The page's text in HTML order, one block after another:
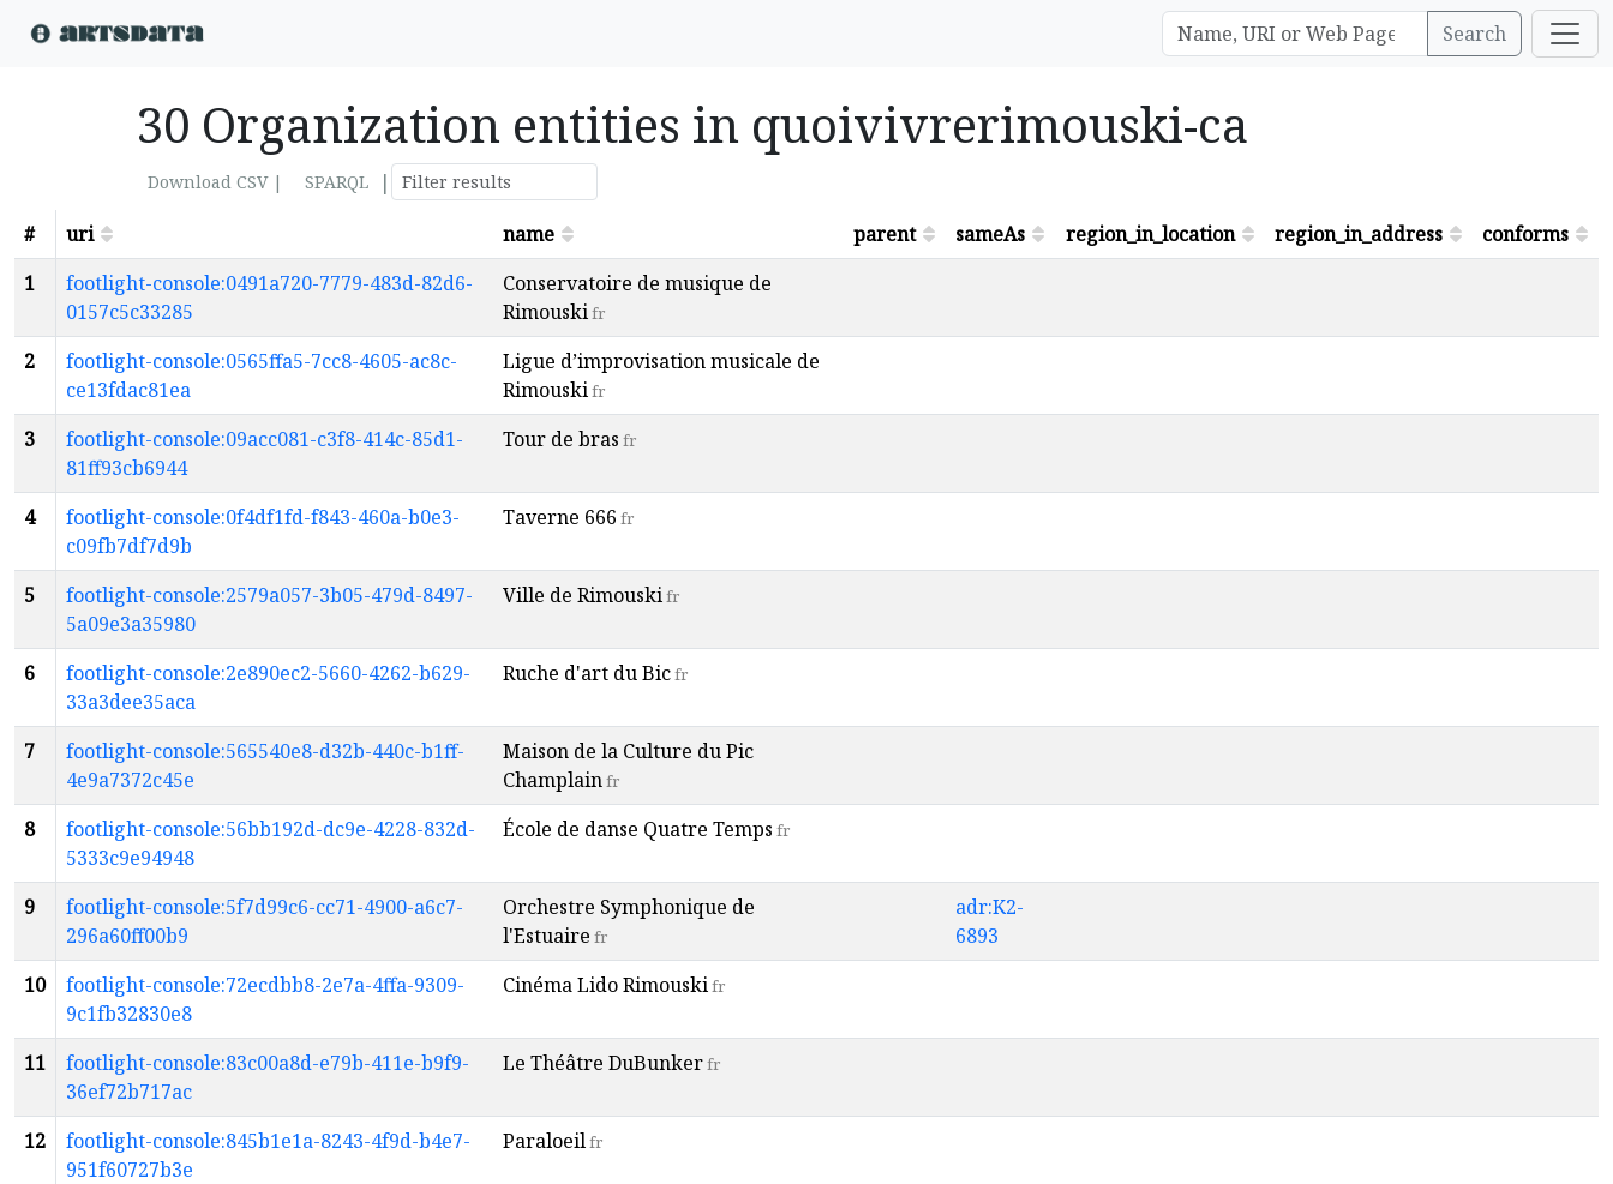
Search
30 Organization entities in quoivivrerimouski-ca
Download CSV | SPARQL
|
#
uri name parent sameAs region_in_location region_in_address
conforms
1
footlight-console:0491a720-7779-483d-82d6-
0157c5c33285
Conservatoire de musique de
Rimouskifr
2
footlight-console:0565ffa5-7cc8-4605-ac8c-
ce13fdac81ea
Ligue d’improvisation musicale de
Rimouskifr
3
footlight-console:09acc081-c3f8-414c-85d1-
81ff93cb6944
Tour de bras fr
4
footlight-console:0f4df1fd-f843-460a-b0e3-
c09fb7df7d9b
Taverne 666 fr
5
footlight-console:2579a057-3b05-479d-8497-
5a09e3a35980
Ville de Rimouskifr
6
footlight-console:2e890ec2-5660-4262-b629-
33a3dee35aca
Ruche d'art du Bicfr
7
footlight-console:565540e8-d32b-440c-b1ff-
4e9a7372c45e
Maison de la Culture du Pic
Champlainfr
8
footlight-console:56bb192d-dc9e-4228-832d-
5333c9e94948
École de danse Quatre Temps fr
9
footlight-console:5f7d99c6-cc71-4900-a6c7-
296a60ff00b9
Orchestre Symphonique de
l'Estuaire fr
adr:K2-
6893
10
footlight-console:72ecdbb8-2e7a-4ffa-9309-
9c1fb32830e8
Cinéma Lido Rimouskifr
11
footlight-console:83c00a8d-e79b-411e-b9f9-
36ef72b717ac
Le Théâtre DuBunkerfr
12
footlight-console:845b1e1a-8243-4f9d-b4e7-
951f60727b3e
Paraloeilfr